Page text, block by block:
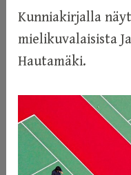
Kunniakirjalla
mielikuvalaisista
Hautamäki.